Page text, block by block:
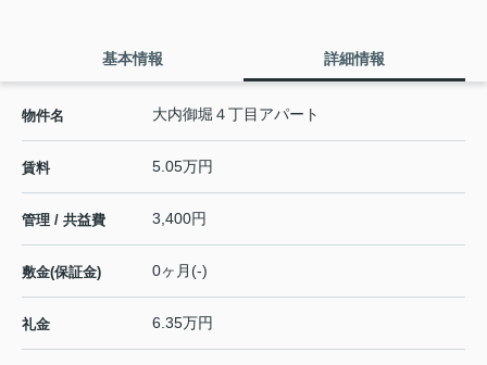
基本情報 詳細情報
物件名 大内御堀４丁目アパート
賃料 5.05万円
管理 / 共益費 3,400円
敷金(保証金) 0ヶ月(-)
礼金 6.35万円